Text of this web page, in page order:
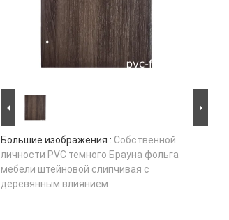
Большие изображения : Собственной
личности PVC темного Брауна фольга
мебели штейновой слипчивая с
деревянным влиянием